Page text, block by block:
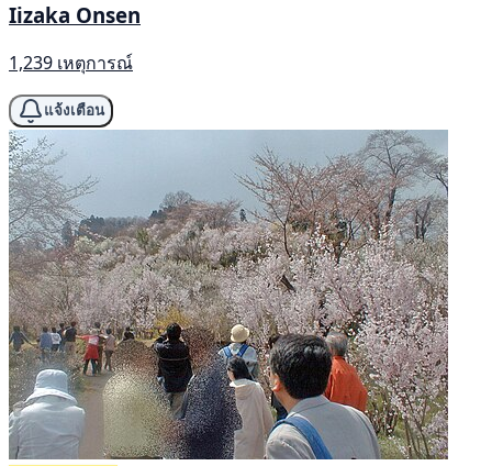
Iizaka Onsen
1,239 เหตุการณ์
แจ้งเตือน